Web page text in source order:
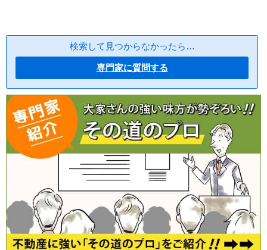
検索して見つからなかったら…
専門家に質問する